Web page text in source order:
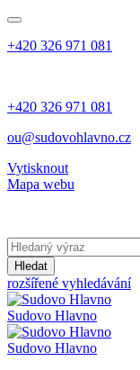
+420 326 971 081
+420 326 971 081
ou@sudovohlavno.cz
Vytisknout
Mapa webu
Hledat
rozšířené vyhledávání
Sudovo Hlavno
Sudovo Hlavno